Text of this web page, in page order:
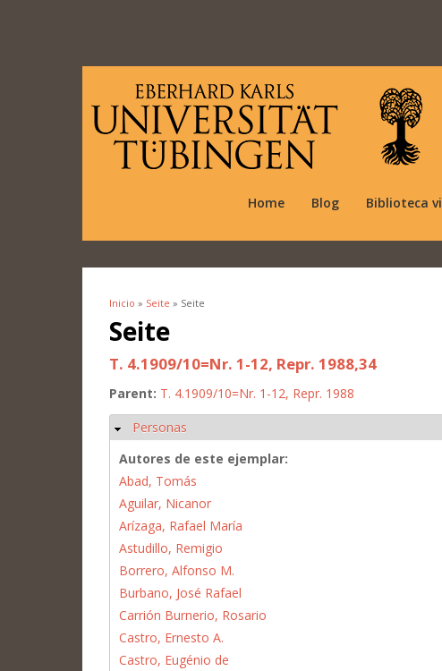
Home Blog Biblioteca
Se encuentra usted aquí
Inicio » Seite » Seite
Seite
T. 4.1909/10=Nr. 1-12, Repr. 1988,34
Parent: T. 4.1909/10=Nr. 1-12, Repr. 1988
Ocultar
Personas
Autores de este ejemplar:
Abad, Tomás
Aguilar, Nicanor
Arízaga, Rafael María
Astudillo, Remigio
Borrero, Alfonso M.
Burbano, José Rafael
Carrión Burnerio, Rosario
Castro, Ernesto A.
Castro, Eugénio de